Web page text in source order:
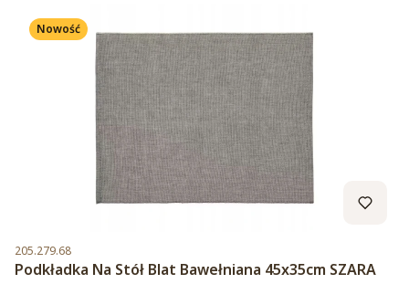
Nowość
Kod produktu
205.279.68
Podkładka Na Stół Blat Bawełniana 45x35cm SZARA